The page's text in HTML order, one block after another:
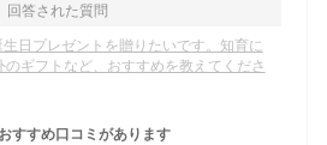
回答された質問
日プレゼントを贈りたいです。知育に
ギフトなど、おすすめを教えてくださ
すすめ口コミがあります